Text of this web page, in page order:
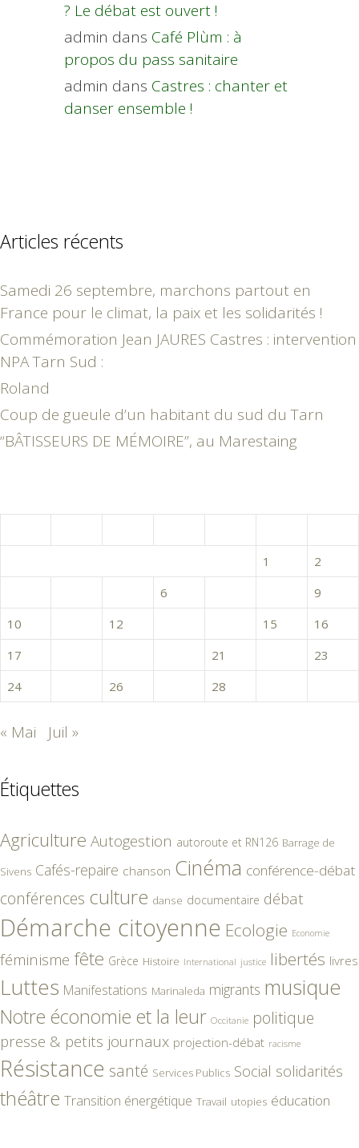
? Le débat est ouvert !
admin dans Café Plùm : à
propos du pass sanitaire
admin dans Castres : chanter et
danser ensemble !
Articles récents
Samedi 26 septembre, marchons partout en
France pour le climat, la paix et les solidarités !
Commémoration Jean JAURES Castres : intervention
NPA Tarn Sud :
Roland
Coup de gueule d’un habitant du sud du Tarn
“BÂTISSEURS DE MÉMOIRE”, au Marestaing
1
2
6
9
10
12 15
16
17
21
23
24
26 28
« Mai Juil »
Étiquettes
Agriculture Autogestion autoroute et RN126 Barrage de
Sivens Cafés-repaire chanson Cinéma conférence-débat
conférences culture danse documentaire débat
Démarche citoyenne Ecologie Economie
féminisme fête Grèce Histoire International justice libertés livres
Luttes Manifestations Marinaleda migrants musique
Notre économie et la leur Occitanie politique
presse & petits journaux projection-débat racisme
Résistance santé Services Publics Social solidarités
théâtre Transition énergétique Travail utopies éducation